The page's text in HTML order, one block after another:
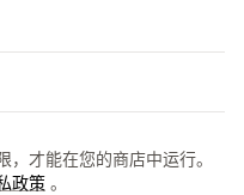
才能在您的商店中运行。
政策 。